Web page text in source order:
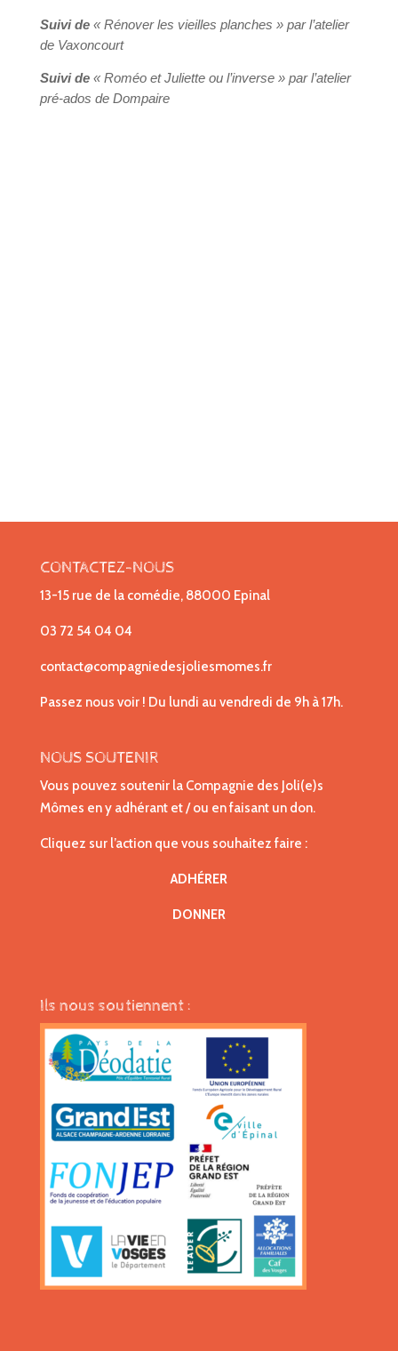
Suivi de « Rénover les vieilles planches » par l’atelier
de Vaxoncourt
Suivi de « Roméo et Juliette ou l’inverse » par l’atelier
pré-ados de Dompaire
CONTACTEZ-NOUS
13-15 rue de la comédie, 88000 Epinal
03 72 54 04 04
contact@compagniedesjoliesmomes.fr
Passez nous voir ! Du lundi au vendredi de 9h à 17h.
NOUS SOUTENIR
Vous pouvez soutenir la Compagnie des Joli(e)s
Mômes en y adhérant et / ou en faisant un don.
Cliquez sur l’action que vous souhaitez faire :
ADHÉRER
DONNER
Ils nous soutiennent :